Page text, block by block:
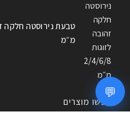
מ״מ
חפשו מוצרים
💬